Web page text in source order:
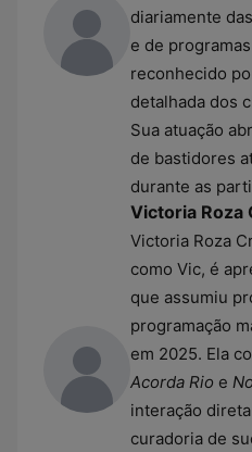
diariamente
e de
reconhecido
detalhada dos
Sua atuação
de bastidores
durante as
Victoria Roza
Victoria Roza
como Vic, é
que assumiu
programação
em 2025. Ela
Acorda Rio e
interação
curadoria de